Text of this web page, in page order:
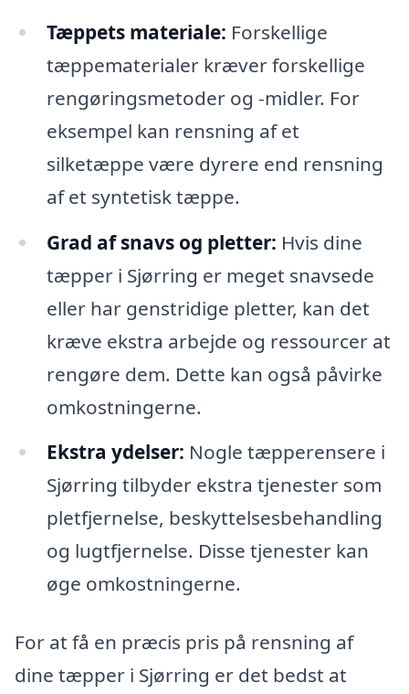
Tæppets materiale: Forskellige
tæppematerialer kræver forskellige
rengøringsmetoder og -midler. For
eksempel kan rensning af et
silketæppe være dyrere end rensning
af et syntetisk tæppe.
Grad af snavs og pletter: Hvis dine
tæpper i Sjørring er meget snavsede
eller har genstridige pletter, kan det
kræve ekstra arbejde og ressourcer at
rengøre dem. Dette kan også påvirke
omkostningerne.
Ekstra ydelser: Nogle tæpperensere i
Sjørring tilbyder ekstra tjenester som
pletfjernelse, beskyttelsesbehandling
og lugtfjernelse. Disse tjenester kan
øge omkostningerne.
For at få en præcis pris på rensning af
dine tæpper i Sjørring er det bedst at